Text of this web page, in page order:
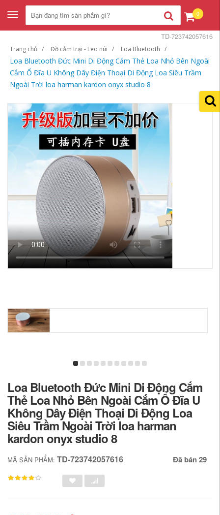
Toggle
navigation
0
Trang chủ Đồ cắm trại - Leo núi Loa Bluetooth
Loa Bluetooth Đức Mini Di Động Cắm Thẻ Loa Nhỏ Bên Ngoài
Cắm Ổ Đĩa U Không Dây Điện Thoại Di Động Loa Siêu Trầm
Ngoài Trời loa harman kardon onyx studio 8
TD-723742057616
Loa Bluetooth Đức Mini Di Động Cắm
Thẻ Loa Nhỏ Bên Ngoài Cắm Ổ Đĩa U
Không Dây Điện Thoại Di Động Loa
Siêu Trầm Ngoài Trời loa harman
kardon onyx studio 8
MÃ SẢN PHẨM: TD-723742057616 Đã bán 29